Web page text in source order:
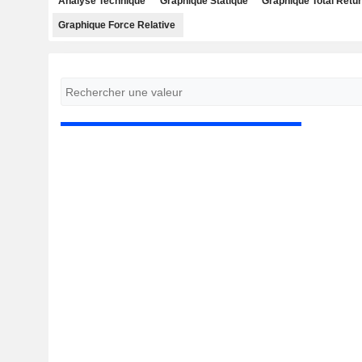
Graphique Force Relative